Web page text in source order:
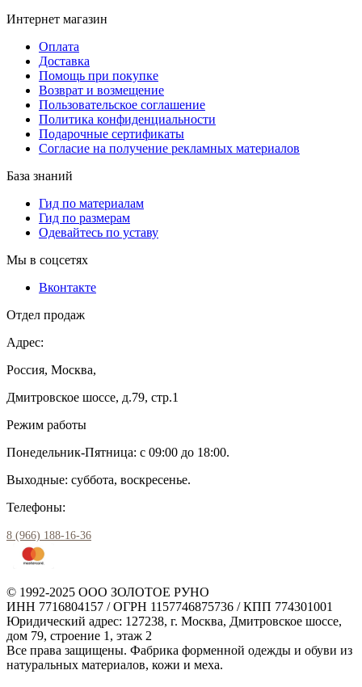
Интернет магазин
Оплата
Доставка
Помощь при покупке
Возврат и возмещение
Пользовательское соглашение
Политика конфиденциальности
Подарочные сертификаты
Согласие на получение рекламных материалов
База знаний
Гид по материалам
Гид по размерам
Одевайтесь по уставу
Мы в соцсетях
Вконтакте
Отдел продаж
Адрес:
Россия, Москва,
Дмитровское шоссе, д.79, стр.1
Режим работы
Понедельник-Пятница: с 09:00 до 18:00.
Выходные: суббота, воскресенье.
Телефоны:
8 (966) 188-16-36
© 1992-2025 ООО ЗОЛОТОЕ РУНО
ИНН 7716804157 / ОГРН 1157746875736 / КПП 774301001
Юридический адрес: 127238, г. Москва, Дмитровское шоссе,
дом 79, строение 1, этаж 2
Все права защищены. Фабрика форменной одежды и обуви из
натуральных материалов, кожи и меха.